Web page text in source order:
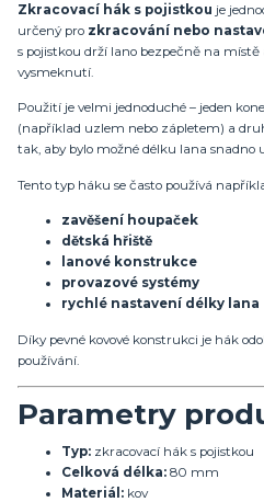
Zkracovací hák s pojistkou je
určený pro zkracování nebo
s pojistkou drží lano bezpečně na
vysmeknutí.
Použití je velmi jednoduché – jeden
(například uzlem nebo zápletem) a
tak, aby bylo možné délku lana snadno
Tento typ háku se často používá
zavěšení houpaček
dětská hřiště
lanové konstrukce
provazové systémy
rychlé nastavení délky lana
Díky pevné kovové konstrukci je hák
používání.
Parametry
Typ: zkracovací hák s pojistkou
Celková délka: 80 mm
Materiál: kov